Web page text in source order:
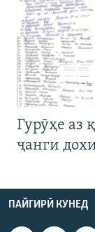
Гурӯҳе аз
ҷанги
ПАЙГИРӢ КУНЕД